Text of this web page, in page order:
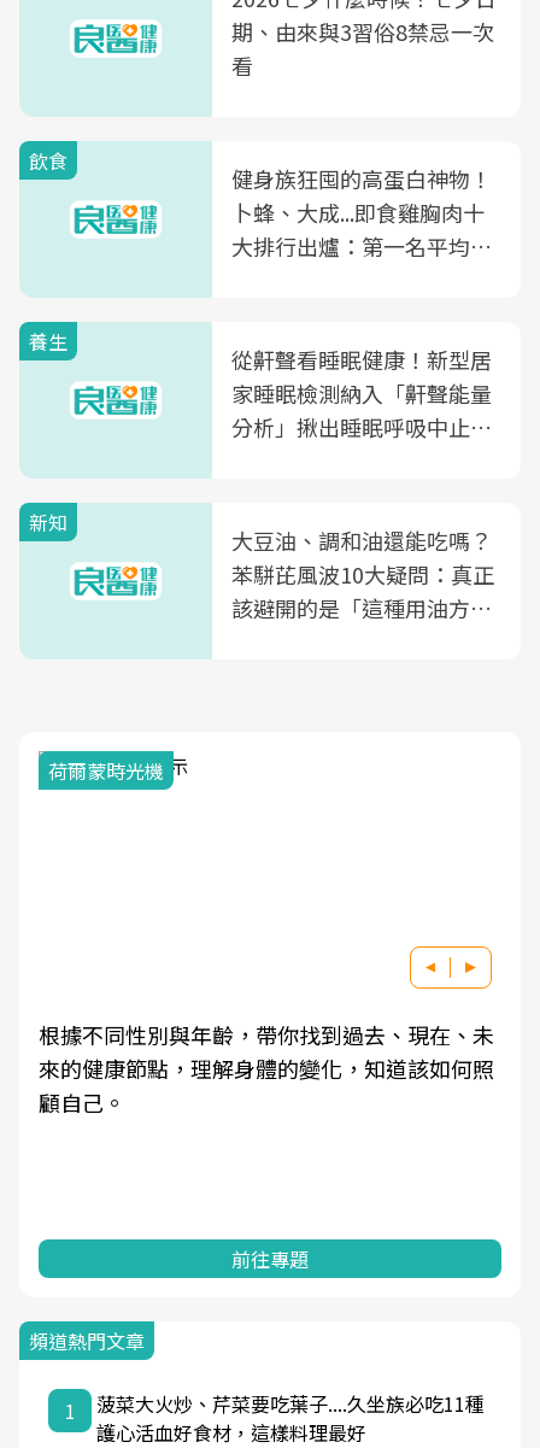
期、由來與3習俗8禁忌一次
看
飲食
健身族狂囤的高蛋白神物！
卜蜂、大成...即食雞胸肉十
大排行出爐：第一名平均一
養生
從鼾聲看睡眠健康！新型居
家睡眠檢測納入「鼾聲能量
分析」揪出睡眠呼吸中止症
新知
大豆油、調和油還能吃嗎？
苯駢芘風波10大疑問：真正
該避開的是「這種用油方
荷爾蒙時光機
根據不同性別與年齡，帶你找到過去、現在、未
來的健康節點，理解身體的變化，知道該如何照
顧自己。
前往專題
頻道熱門文章
1
菠菜大火炒、芹菜要吃葉子....久坐族必吃11種
護心活血好食材，這樣料理最好